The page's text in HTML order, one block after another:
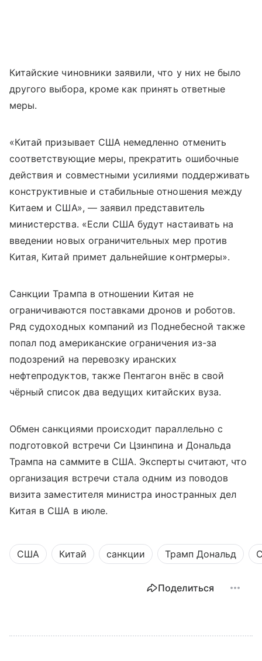
Китайские чиновники заявили, что у них не было
другого выбора, кроме как принять ответные
меры.
«Китай призывает США немедленно отменить
соответствующие меры, прекратить ошибочные
действия и совместными усилиями поддерживать
конструктивные и стабильные отношения между
Китаем и США», — заявил представитель
министерства. «Если США будут настаивать на
введении новых ограничительных мер против
Китая, Китай примет дальнейшие контрмеры».
Санкции Трампа в отношении Китая не
ограничиваются поставками дронов и роботов.
Ряд судоходных компаний из Поднебесной также
попал под американские ограничения из-за
подозрений на перевозку иранских
нефтепродуктов, также Пентагон внёс в свой
чёрный список два ведущих китайских вуза.
Обмен санкциями происходит параллельно с
подготовкой встречи Си Цзинпина и Дональда
Трампа на саммите в США. Эксперты считают, что
организация встречи стала одним из поводов
визита заместителя министра иностранных дел
Китая в США в июле.
США Китай санкции Трамп Дональд
Поделиться